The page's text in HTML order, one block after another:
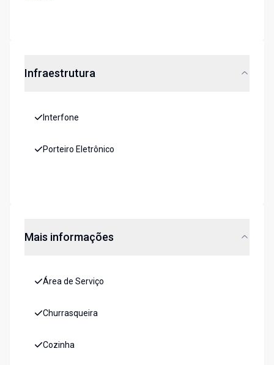
Infraestrutura
Interfone
Porteiro Eletrônico
Mais informações
Área de Serviço
Churrasqueira
Cozinha